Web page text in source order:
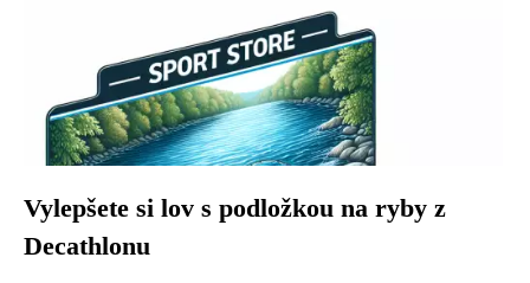
Vylepšete si lov s podložkou na ryby z
Decathlonu